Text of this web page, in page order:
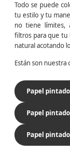
Todo se puede
tu estilo y tu
no tiene límites,
filtros para que tu
natural acotando
Están son nuestra
Papel
Papel
Papel